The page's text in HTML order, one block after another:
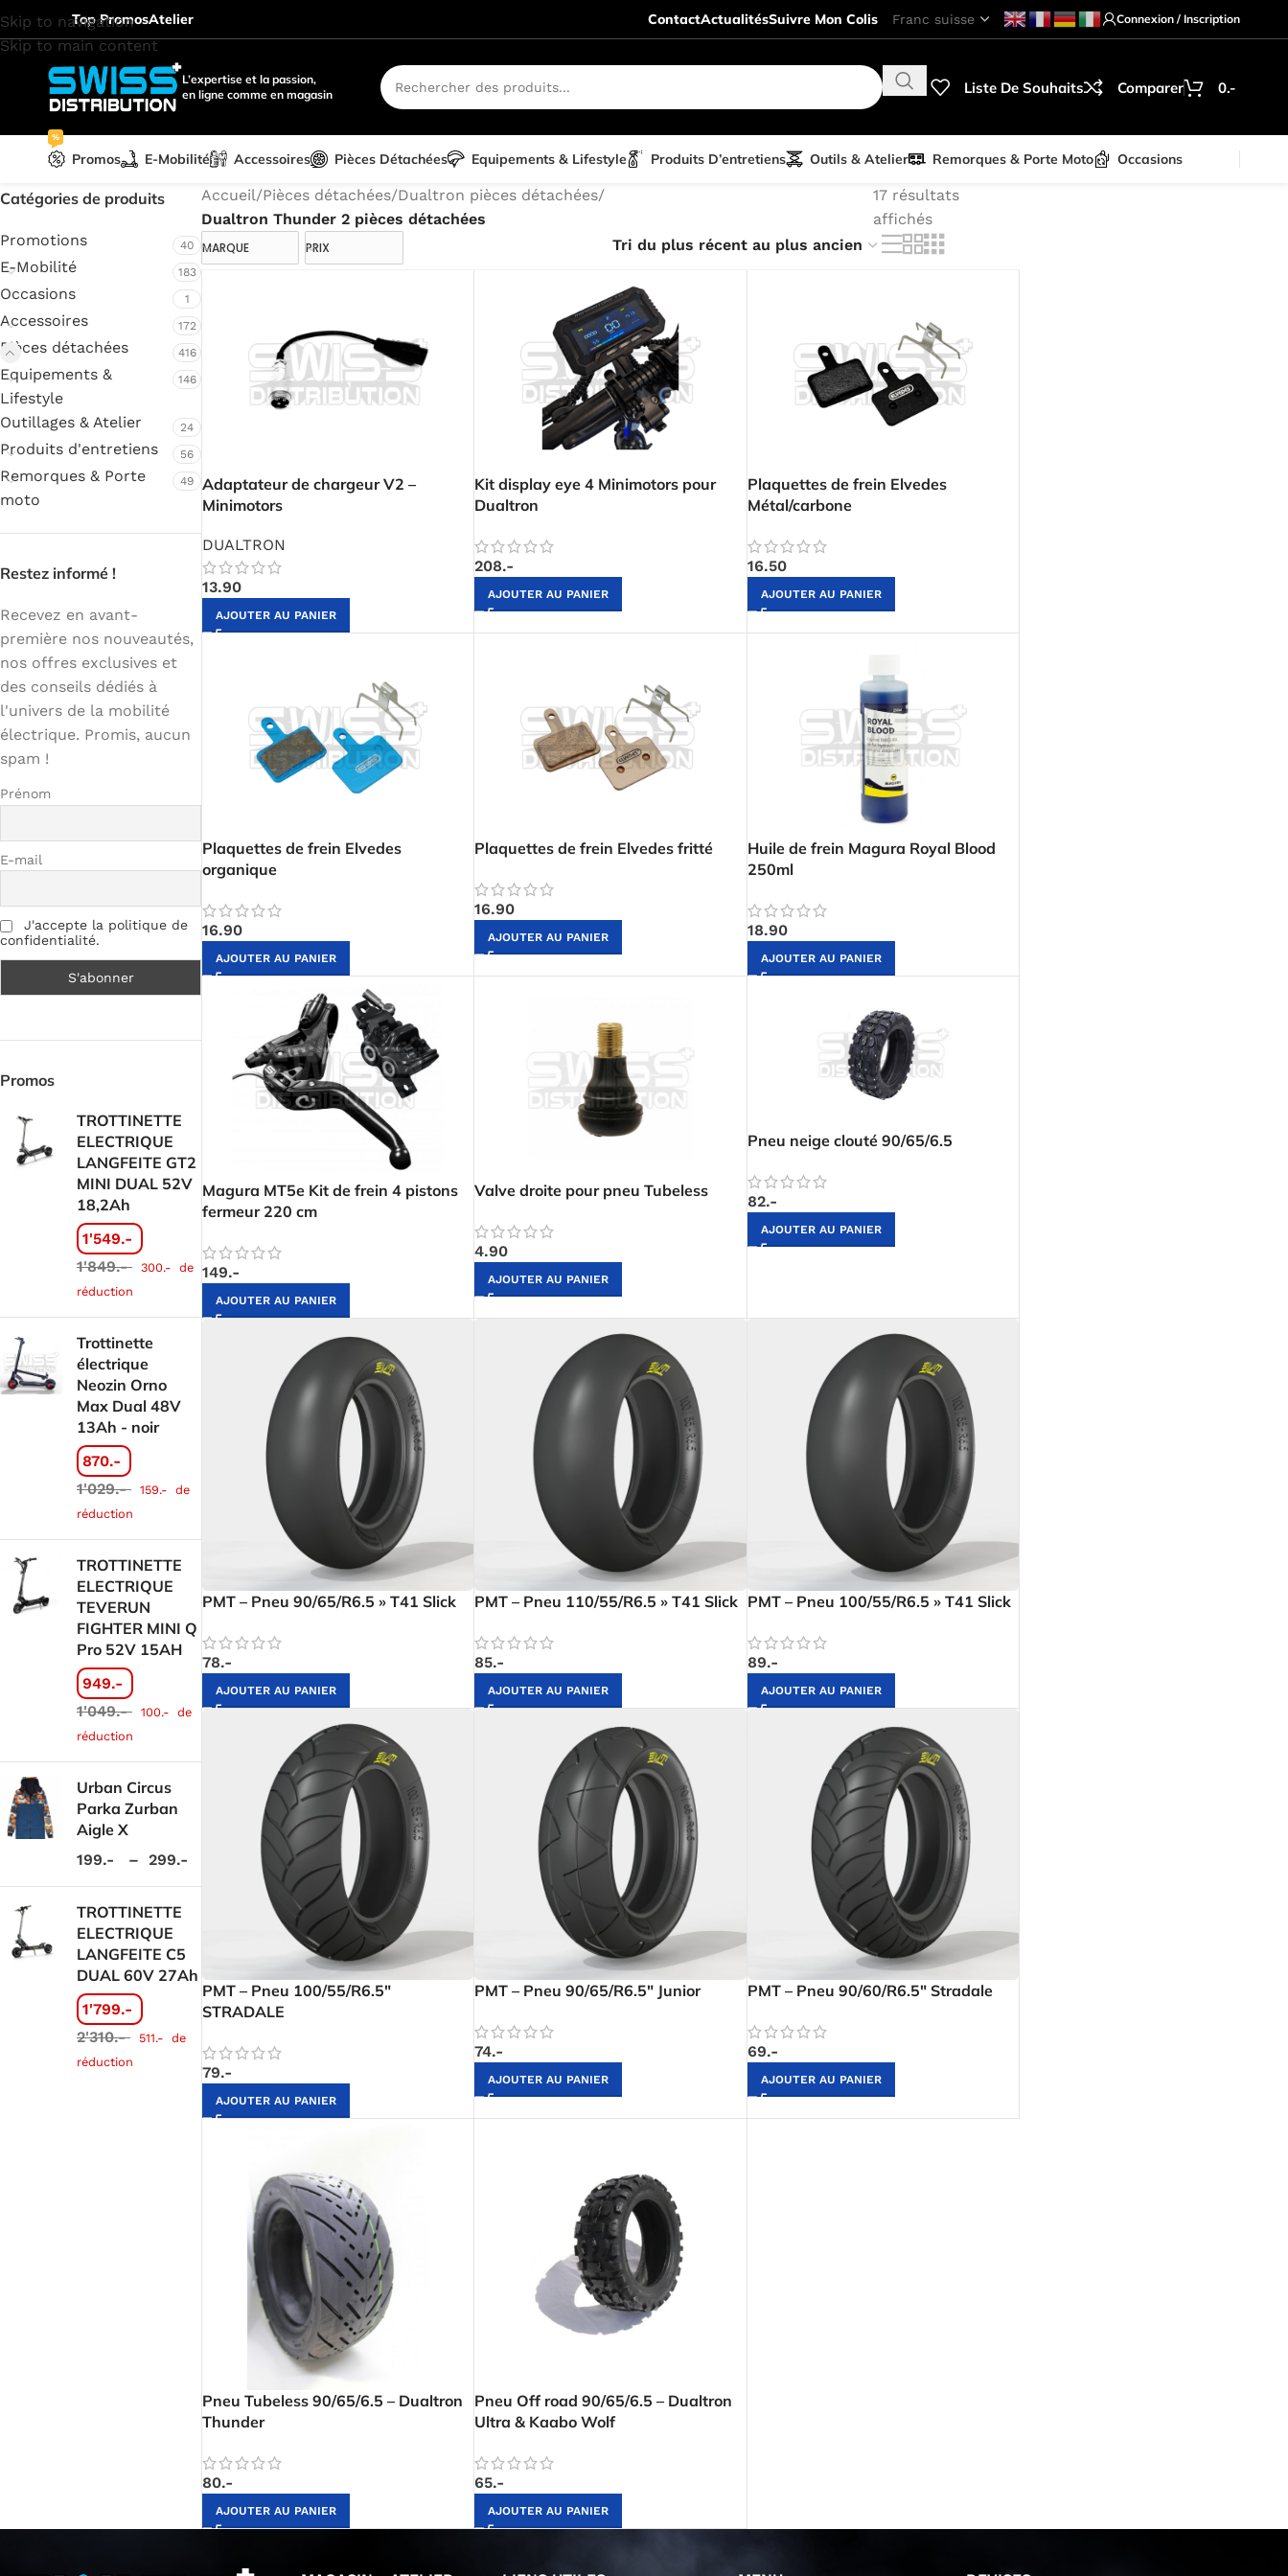
Skip to navigation
Skip to main content
Top PromosAtelier ContactActualitésSuivre Mon Colis Connexion / Inscription
L’expertise et la passion,
en ligne comme en magasin
Liste De Souhaits Comparer 0.-
Promos
%
E-Mobilité Accessoires Pièces Détachées Equipements & Lifestyle Produits D’entretiens Outils & Atelier Remorques & Porte Moto Occasions
Catégories de produits
Promotions 40
E-Mobilité 183
Occasions 1
Accessoires 172
Pièces détachées 416
Equipements &
Lifestyle
146
Outillages & Atelier 24
Produits d'entretiens 56
Remorques & Porte
moto
49
Restez informé !
Recevez en avant-
première nos nouveautés,
nos offres exclusives et
des conseils dédiés à
l'univers de la mobilité
électrique. Promis, aucun
spam !
Prénom
E-mail
J'accepte la politique de
confidentialité.
Promos
TROTTINETTE
ELECTRIQUE
LANGFEITE GT2
MINI DUAL 52V
18,2Ah
1'549.-
1'849.- 300.- de
réduction
Trottinette
électrique
Neozin Orno
Max Dual 48V
13Ah - noir
870.-
1'029.- 159.- de
réduction
TROTTINETTE
ELECTRIQUE
TEVERUN
FIGHTER MINI Q
Pro 52V 15AH
949.-
1'049.- 100.- de
réduction
Urban Circus
Parka Zurban
Aigle X
199.- – 299.-
TROTTINETTE
ELECTRIQUE
LANGFEITE C5
DUAL 60V 27Ah
1'799.-
2'310.-
511.- de
réduction
Accueil/Pièces détachées/Dualtron pièces détachées/
Dualtron Thunder 2 pièces détachées
17 résultats
affichés
MARQUE PRIX
Adaptateur de chargeur V2 –
Minimotors
DUALTRON
13.90
AJOUTER AU PANIER
Kit display eye 4 Minimotors pour
Dualtron
208.-
AJOUTER AU PANIER
Plaquettes de frein Elvedes
Métal/carbone
16.50
AJOUTER AU PANIER
Plaquettes de frein Elvedes
organique
16.90
AJOUTER AU PANIER
Plaquettes de frein Elvedes fritté
16.90
AJOUTER AU PANIER
Huile de frein Magura Royal Blood
250ml
18.90
AJOUTER AU PANIER
Magura MT5e Kit de frein 4 pistons
fermeur 220 cm
149.-
AJOUTER AU PANIER
Valve droite pour pneu Tubeless
4.90
AJOUTER AU PANIER
Pneu neige clouté 90/65/6.5
82.-
AJOUTER AU PANIER
PMT – Pneu 90/65/R6.5 » T41 Slick
78.-
AJOUTER AU PANIER
PMT – Pneu 110/55/R6.5 » T41 Slick
85.-
AJOUTER AU PANIER
PMT – Pneu 100/55/R6.5 » T41 Slick
89.-
AJOUTER AU PANIER
PMT – Pneu 100/55/R6.5″
STRADALE
79.-
AJOUTER AU PANIER
PMT – Pneu 90/65/R6.5″ Junior
74.-
AJOUTER AU PANIER
PMT – Pneu 90/60/R6.5″ Stradale
69.-
AJOUTER AU PANIER
Pneu Tubeless 90/65/6.5 – Dualtron
Thunder
80.-
AJOUTER AU PANIER
Pneu Off road 90/65/6.5 – Dualtron
Ultra & Kaabo Wolf
65.-
AJOUTER AU PANIER